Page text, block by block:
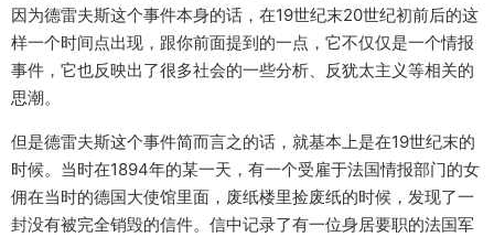
因为德雷夫斯这个事件本身的话，在19世纪末20世纪初前后的这
样一个时间点出现，跟你前面提到的一点，它不仅仅是一个情报
事件，它也反映出了很多社会的一些分析、反犹太主义等相关的
思潮。
但是德雷夫斯这个事件简而言之的话，就基本上是在19世纪末的
时候。当时在1894年的某一天，有一个受雇于法国情报部门的女
佣在当时的德国大使馆里面，废纸楼里捡废纸的时候，发现了一
封没有被完全销毁的信件。信中记录了有一位身居要职的法国军